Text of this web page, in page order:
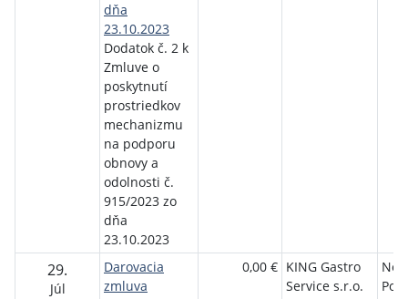
dňa
23.10.2023
Dodatok č. 2 k
Zmluve o
poskytnutí
prostriedkov
mechanizmu
na podporu
obnovy a
odolnosti č.
915/2023 zo
dňa
23.10.2023
29.
Júl
Darovacia
zmluva
0,00 € KING Gastro
Service s.r.o.